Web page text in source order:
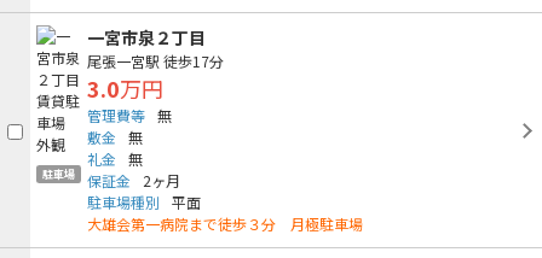
駐車場
一宮市泉２丁目
尾張一宮駅 徒歩17分
3.0万円
管理費等 無
敷金
無
礼金
無
保証金
2ヶ月
駐車場種別
平面
大雄会第一病院まで徒歩３分 月極駐車場